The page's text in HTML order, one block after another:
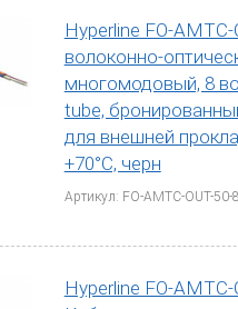
комнаты,
и сигналов между
для
устройствами
для сетей PON/
Hyperline FO-
волоконно-
многомодовый, 8
tube,
для внешней
+70°С, черн
Артикул: FO-AMTC-OUT-50-
Hyperline FO-AMTC-